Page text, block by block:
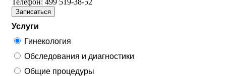
Записаться
Услуги
Гинекология
Обследования и диагностики
Общие процедуры